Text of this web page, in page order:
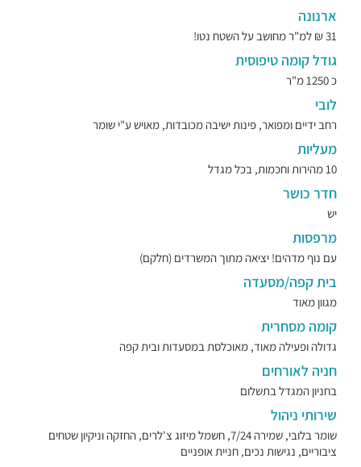
ארנונה
31 ₪ למ"ר מחושב על השטח נטו!
גודל קומה טיפוסית
כ 1250 מ"ר
לובי
רחב ידיים ומפואר, פינות ישיבה מכובדות, מאויש ע"י שומר
מעליות
10 מהירות וחכמות, בכל מגדל
חדר כושר
יש
מרפסות
עם נוף מדהים! יציאה מתוך המשרדים (חלקם)
בית קפה/מסעדה
מגוון מאוד
קומה מסחרית
גדולה ופעילה מאוד, מאוכלסת במסעדות ובית קפה
חניה לאורחים
בחניון המגדל בתשלום
שירותי ניהול
שומר בלובי, שמירה 7/24, חשמל מיזוג צ'לרים, החזקה וניקיון שטחים
ציבוריים, נגישות נכים, חניית אופניים